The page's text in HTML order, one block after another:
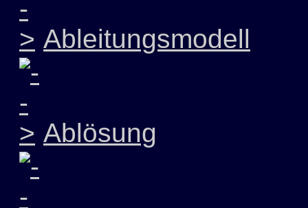
Ableitungsmodell
Ablösung